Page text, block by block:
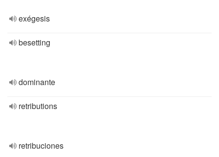
exégesis
besetting
dominante
retributions
retribuciones